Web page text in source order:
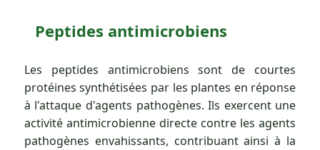
Peptides antimicrobiens
Les peptides antimicrobiens sont de courtes
protéines synthétisées par les plantes en réponse
à l'attaque d'agents pathogènes. Ils exercent une
activité antimicrobienne directe contre les agents
pathogènes envahissants, contribuant ainsi à la